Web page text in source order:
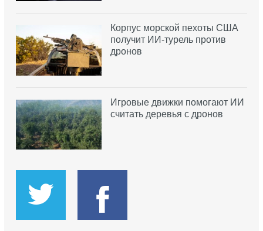
Корпус морской пехоты США
получит ИИ-турель против
дронов
Игровые движки помогают ИИ
считать деревья с дронов